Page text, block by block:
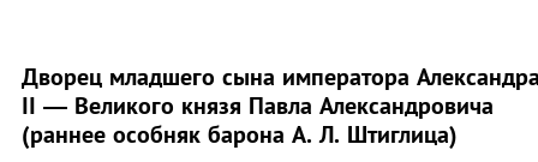
Дворец младшего сына императора
II — Великого князя Павла Александровича
(раннее особняк барона А. Л. Штиглица)